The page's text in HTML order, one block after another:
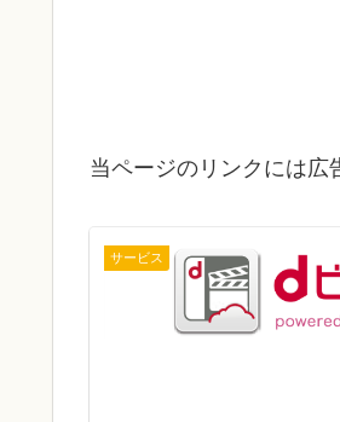
当ページのリンクには広
サービス